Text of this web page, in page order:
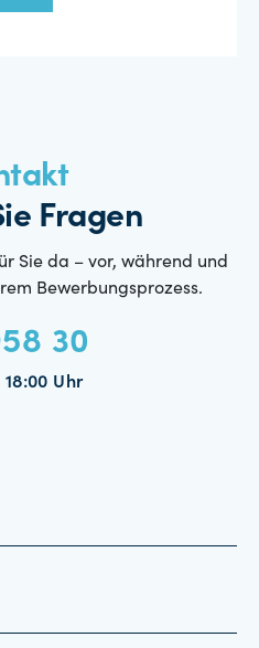
Fragen
Sie da – vor, während und
Bewerbungsprozess.
30
Uhr